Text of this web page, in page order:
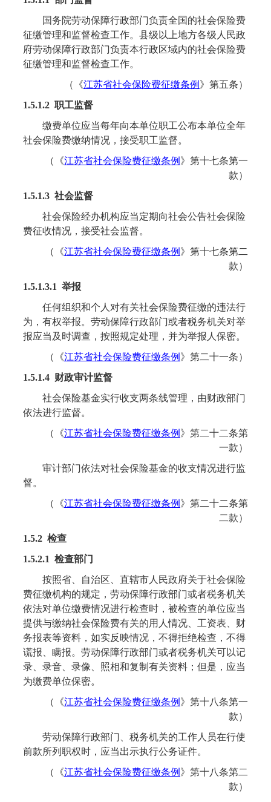
国务院劳动保障行政部门负责全国的社会保险费
征缴管理和监督检查工作。县级以上地方各级人民政
府劳动保障行政部门负责本行政区域内的社会保险费
征缴管理和监督检查工作。
（《江苏省社会保险费征缴条例 》 第五条）
1.5.1.2 职工监督
缴费单位应当每年向本单位职工公布本单位全年
社会保险费缴纳情况，接受职工监督。
（《江苏省社会保险费征缴条例 》 第十七条第一
款）
1.5.1.3 社会监督
社会保险经办机构应当定期向社会公告社会保险
费征收情况，接受社会监督。
（《江苏省社会保险费征缴条例 》 第十七条第二
款）
1.5.1.3.1 举报
任何组织和个人对有关社会保险费征缴的违法行
为，有权举报。劳动保障行政部门或者税务机关对举
报应当及时调查，按照规定处理，并为举报人保密。
（《江苏省社会保险费征缴条例 》 第二十一条）
1.5.1.4 财政审计监督
社会保险基金实行收支两条线管理，由财政部门
依法进行监督。
（《江苏省社会保险费征缴条例 》 第二十二条第
一款）
审计部门依法对社会保险基金的收支情况进行监
督。
（《江苏省社会保险费征缴条例 》 第二十二条第
二款）
1.5.2 检查
1.5.2.1 检查部门
按照省、自治区、直辖市人民政府关于社会保险
费征缴机构的规定，劳动保障行政部门或者税务机关
依法对单位缴费情况进行检查时，被检查的单位应当
提供与缴纳社会保险费有关的用人情况、工资表、财
务报表等资料，如实反映情况，不得拒绝检查，不得
谎报、瞒报。劳动保障行政部门或者税务机关可以记
录、录音、录像、照相和复制有关资料；但是，应当
为缴费单位保密。
（《江苏省社会保险费征缴条例 》 第十八条第一
款）
劳动保障行政部门、税务机关的工作人员在行使
前款所列职权时，应当出示执行公务证件。
（《江苏省社会保险费征缴条例 》 第十八条第二
款）